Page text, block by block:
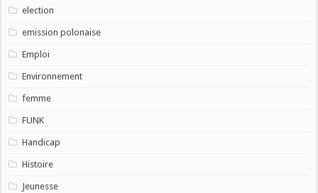
election
emission polonaise
Emploi
Environnement
femme
FUNK
Handicap
Histoire
Jeunesse